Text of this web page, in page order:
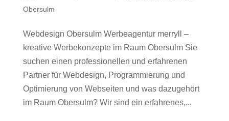
Obersulm
Webdesign Obersulm Werbeagentur merryll –
kreative Werbekonzepte im Raum Obersulm Sie
suchen einen professionellen und erfahrenen
Partner für Webdesign, Programmierung und
Optimierung von Webseiten und was dazugehört
im Raum Obersulm? Wir sind ein erfahrenes,...